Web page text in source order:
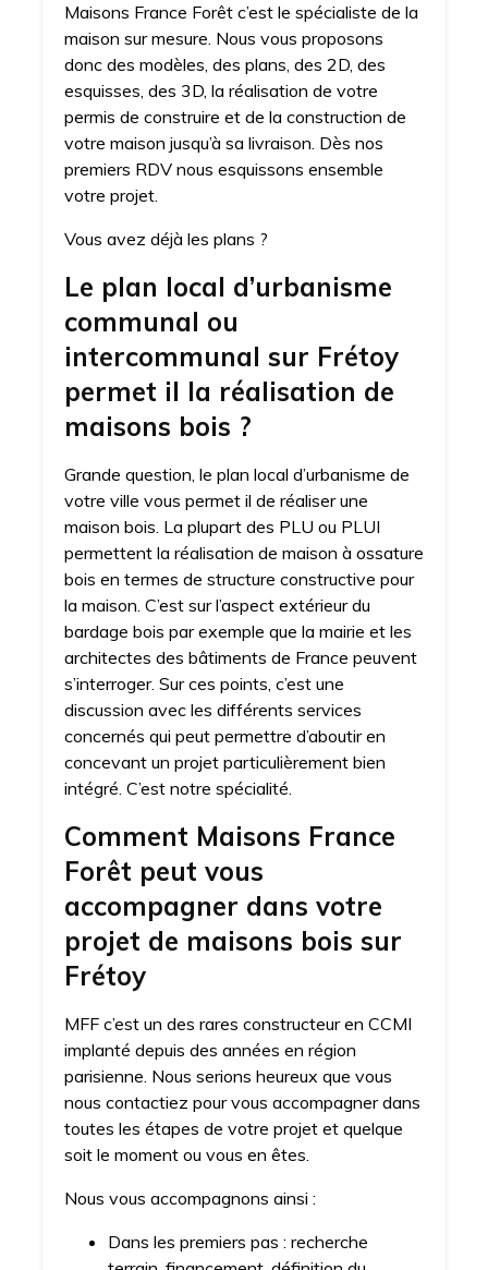
Maisons France Forêt c’est le spécialiste de la
maison sur mesure. Nous vous proposons
donc des modèles, des plans, des 2D, des
esquisses, des 3D, la réalisation de votre
permis de construire et de la construction de
votre maison jusqu’à sa livraison. Dès nos
premiers RDV nous esquissons ensemble
votre projet.
Vous avez déjà les plans ?
Le plan local d’urbanisme
communal ou
intercommunal sur Frétoy
permet il la réalisation de
maisons bois ?
Grande question, le plan local d’urbanisme de
votre ville vous permet il de réaliser une
maison bois. La plupart des PLU ou PLUI
permettent la réalisation de maison à ossature
bois en termes de structure constructive pour
la maison. C’est sur l’aspect extérieur du
bardage bois par exemple que la mairie et les
architectes des bâtiments de France peuvent
s’interroger. Sur ces points, c’est une
discussion avec les différents services
concernés qui peut permettre d’aboutir en
concevant un projet particulièrement bien
intégré. C’est notre spécialité.
Comment Maisons France
Forêt peut vous
accompagner dans votre
projet de maisons bois sur
Frétoy
MFF c’est un des rares constructeur en CCMI
implanté depuis des années en région
parisienne. Nous serions heureux que vous
nous contactiez pour vous accompagner dans
toutes les étapes de votre projet et quelque
soit le moment ou vous en êtes.
Nous vous accompagnons ainsi :
Dans les premiers pas : recherche